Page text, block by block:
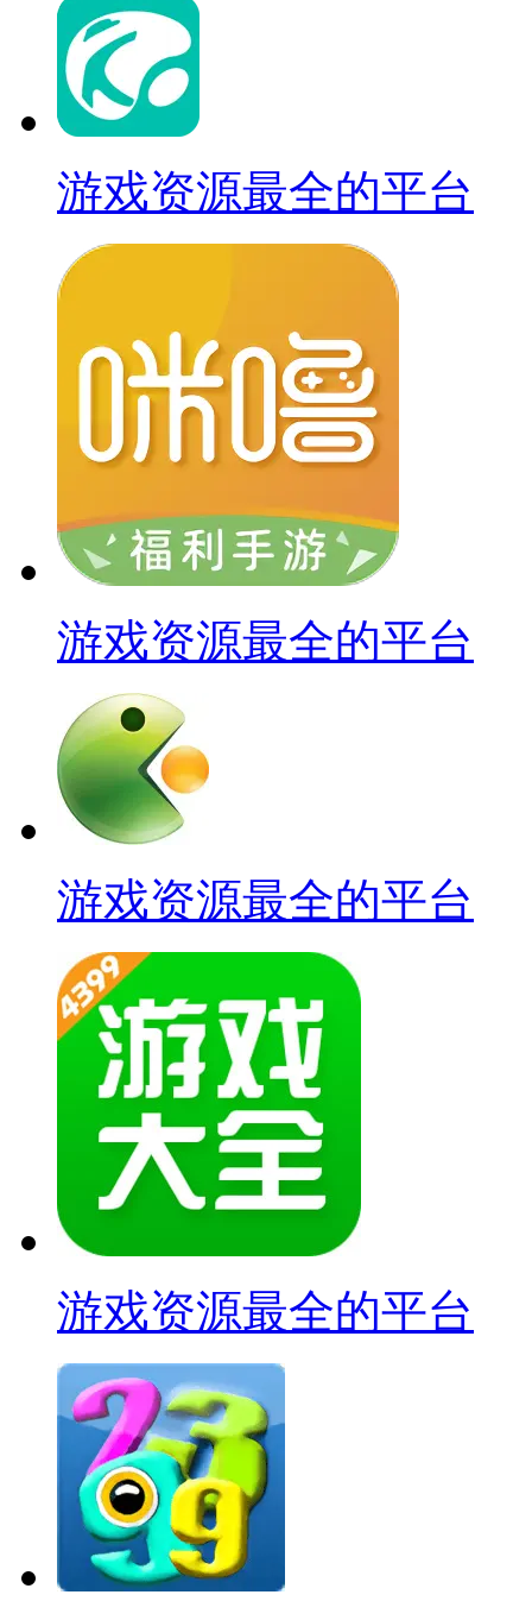
游戏资源最全的平台
游戏资源最全的平台
游戏资源最全的平台
游戏资源最全的平台